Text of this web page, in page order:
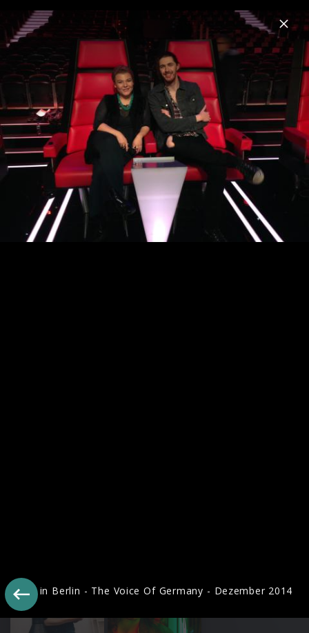
Menu
Hozier
Home News Musik Videos Fotos Biografie
Pressebilder 2023
Live in Berlin - The Voice Of Germany - Dezember 2014